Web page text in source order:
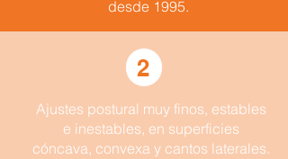
desde 1995.
Ajustes postural muy finos, estables
e inestables, en superficies
cóncava, convexa y cantos laterales.
2